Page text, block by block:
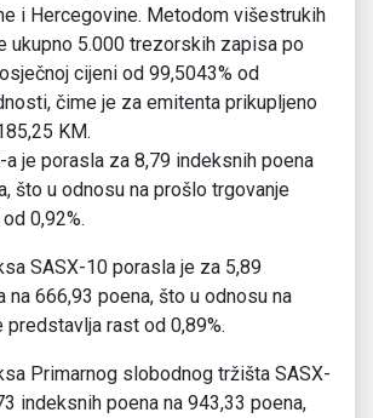
i Hercegovine. Metodom višestrukih
ukupno 5.000 trezorskih zapisa po
cijeni od 99,5043% od
čime je za emitenta prikupljeno
KM.
je porasla za 8,79 indeksnih poena
što u odnosu na prošlo trgovanje
0,92%.
SASX-10 porasla je za 5,89
na 666,93 poena, što u odnosu na
rast od 0,89%.
Primarnog slobodnog tržišta SASX-
indeksnih poena na 943,33 poena,